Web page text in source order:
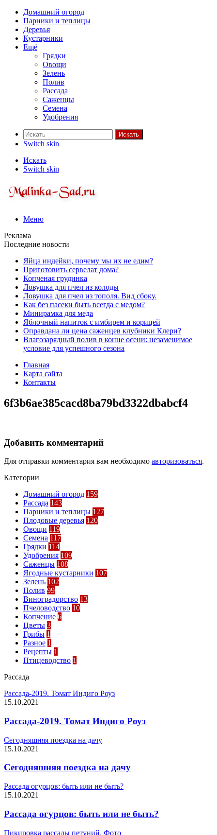
Домашний огород
Парники и теплицы
Деревья
Кустарники
Ещё
Грядки
Овощи
Зелень
Полив
Рассада
Саженцы
Семена
Удобрения
Искать
Switch skin
Искать
Switch skin
Меню
Реклама
Последние новости
Яйца индейки, почему мы их не едим?
Приготовить сервелат⁠⁠ дома?
Копченая грудинка
Ловушка для пчел из колоды
Ловушка для пчел из тополя. Вид сбоку.
Как без пасеки быть всегда с медом?
Минирамка для меда
Яблочный напиток с имбирем и корицей
Оправдана ли цена саженцев клубники Клери?
Влагозарядный полив в конце осени: незаменимое
условие для успешного сезона
Главная
Карта сайта
Контакты
6f3b6ae385cacd8ba79bd3322dbabcf4
Добавить комментарий
Для отправки комментария вам необходимо авторизоваться.
Категории
Домашний огород 159
Рассада 143
Парники и теплицы 127
Плодовые деревья 120
Овощи 119
Семена 117
Грядки 114
Удобрения 109
Саженцы 108
Ягодные кустарники 107
Зелень 102
Полив 99
Виноградорство 13
Пчеловодство 10
Копчение 6
Цветы 3
Грибы 1
Разное 1
Рецепты 1
Птицеводство 1
Рассада
Рассада-2019. Томат Индиго Роуз
15.10.2021
Рассада-2019. Томат Индиго Роуз
Сегодняшняя поездка на дачу
15.10.2021
Сегодняшняя поездка на дачу
Рассада огурцов: быть или не быть?
15.10.2021
Рассада огурцов: быть или не быть?
Пикировка рассады петуний. Фото